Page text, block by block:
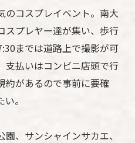
のコスプレイベント。南大
スプレヤー達が集い、歩行
までは道路上で撮影が可
支払いはコンビニ店頭で行
約があるので事前に要確
。
、サンシャインサカエ、